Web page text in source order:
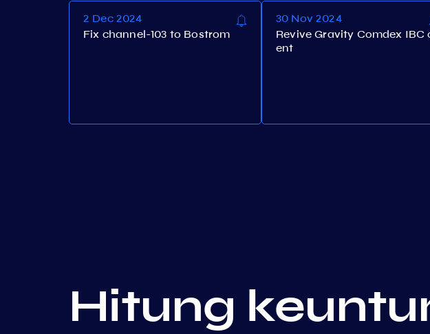
2 Dec 2024
Fix channel-103 to Bostrom
30 Nov 2024
Revive Gravity Comdex IBC
ent
Hitung